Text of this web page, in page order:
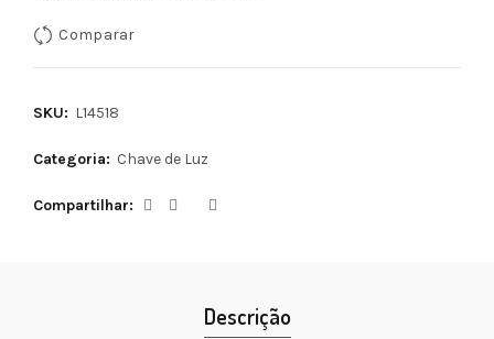
Comparar
SKU: L14518
Categoria: Chave de Luz
Compartilhar
Descrição